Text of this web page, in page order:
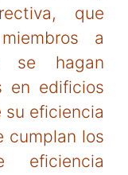
que
a
se hagan
en edificios
su eficiencia
cumplan los
eficiencia